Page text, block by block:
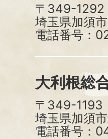
〒349-1292
埼玉県加須
電話番号：
大利根総
〒349-1193
埼玉県加須
電話番号：